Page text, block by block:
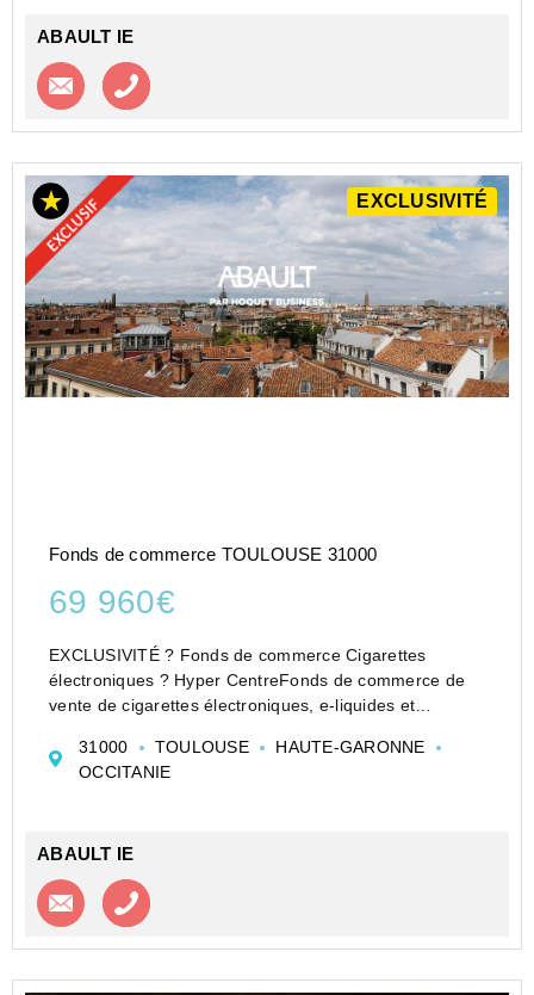
ABAULT IE
Contacter l'agence
EXCLUSIVITÉ
Fonds de commerce TOULOUSE 31000
69 960€
EXCLUSIVITÉ ? Fonds de commerce Cigarettes
électroniques ? Hyper CentreFonds de commerce de
vente de cigarettes électroniques, e-liquides et
hyper centre-ville à Toulouse.L'Agence ABAULT vous
propose cett...
31000 TOULOUSE
HAUTE-GARONNE
OCCITANIE
ABAULT IE
Contacter l'agence